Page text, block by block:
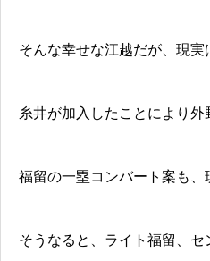
そんな幸せな江越だが、現
糸井が加入したことにより
福留の一塁コンバート案も
そうなると、ライト福留、